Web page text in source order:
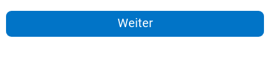
Weiter